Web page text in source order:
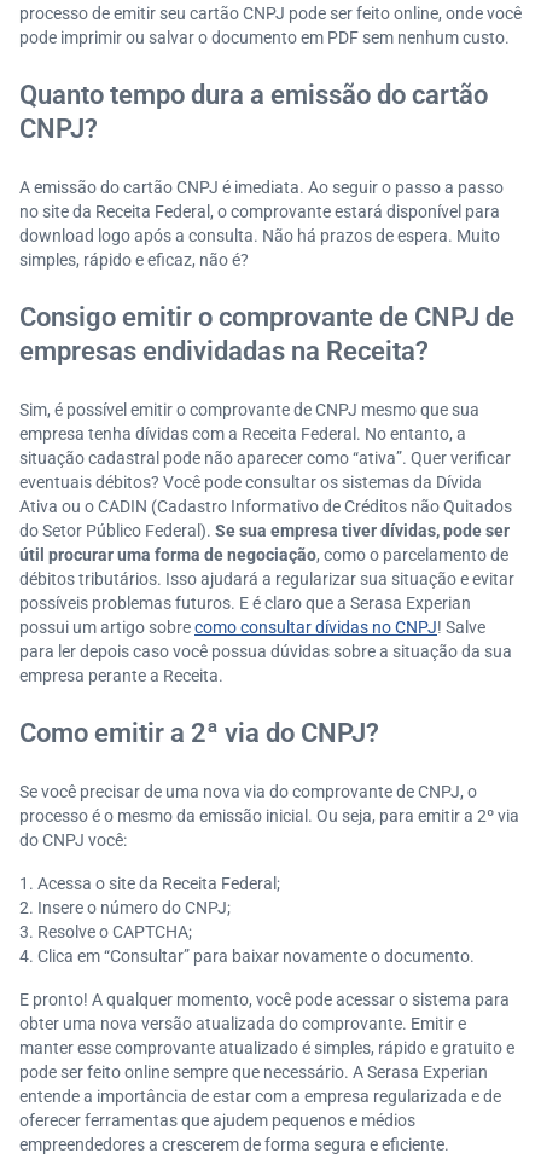
processo de emitir seu cartão CNPJ pode ser feito online, onde você
pode imprimir ou salvar o documento em PDF sem nenhum custo.
Quanto tempo dura a emissão do cartão
CNPJ?
A emissão do cartão CNPJ é imediata. Ao seguir o passo a passo
no site da Receita Federal, o comprovante estará disponível para
download logo após a consulta. Não há prazos de espera. Muito
simples, rápido e eficaz, não é?
Consigo emitir o comprovante de CNPJ de
empresas endividadas na Receita?
Sim, é possível emitir o comprovante de CNPJ mesmo que sua
empresa tenha dívidas com a Receita Federal. No entanto, a
situação cadastral pode não aparecer como “ativa”. Quer verificar
eventuais débitos? Você pode consultar os sistemas da Dívida
Ativa ou o CADIN (Cadastro Informativo de Créditos não Quitados
do Setor Público Federal). Se sua empresa tiver dívidas, pode ser
útil procurar uma forma de negociação, como o parcelamento de
débitos tributários. Isso ajudará a regularizar sua situação e evitar
possíveis problemas futuros. E é claro que a Serasa Experian
possui um artigo sobrecomo consultar dívidas no CNPJ! Salve
para ler depois caso você possua dúvidas sobre a situação da sua
empresa perante a Receita.
Como emitir a 2ª via do CNPJ?
Se você precisar de uma nova via do comprovante de CNPJ, o
processo é o mesmo da emissão inicial. Ou seja, para emitir a 2º via
do CNPJ você:
Acessa o site da Receita Federal;
Insere o número do CNPJ;
Resolve o CAPTCHA;
Clica em “Consultar” para baixar novamente o documento.
E pronto! A qualquer momento, você pode acessar o sistema para
obter uma nova versão atualizada do comprovante. Emitir e
manter esse comprovante atualizado é simples, rápido e gratuito e
pode ser feito online sempre que necessário. A Serasa Experian
entende a importância de estar com a empresa regularizada e de
oferecer ferramentas que ajudem pequenos e médios
empreendedores a crescerem de forma segura e eficiente.